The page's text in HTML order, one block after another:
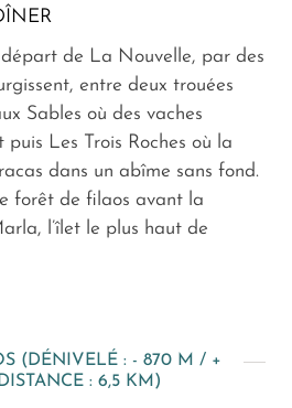
de La Nouvelle, par des
entre deux trouées
Sables où des vaches
Les Trois Roches où la
dans un abîme sans fond.
forêt de filaos avant la
l’îlet le plus haut de
(DÉNIVELÉ : - 870 M / +
: 6,5 KM)